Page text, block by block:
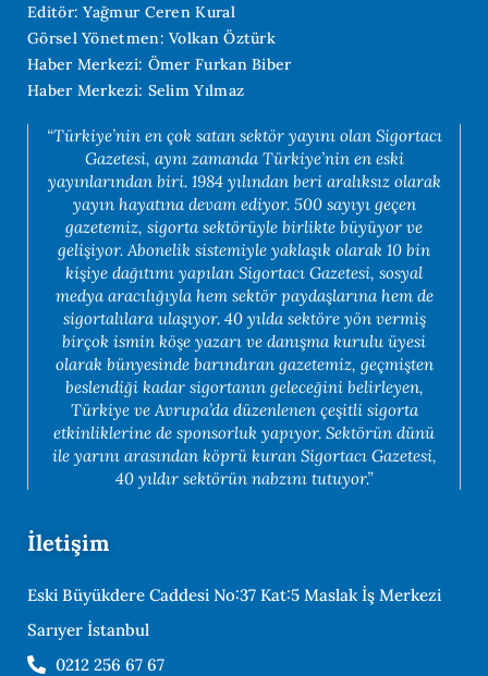
Editör: Yağmur Ceren Kural
Görsel Yönetmen: Volkan Öztürk
Haber Merkezi: Ömer Furkan Biber
Haber Merkezi: Selim Yılmaz
“Türkiye’nin en çok satan sektör yayını olan Sigortacı
Gazetesi, aynı zamanda Türkiye’nin en eski
yayınlarından biri. 1984 yılından beri aralıksız olarak
yayın hayatına devam ediyor. 500 sayıyı geçen
gazetemiz, sigorta sektörüyle birlikte büyüyor ve
gelişiyor. Abonelik sistemiyle yaklaşık olarak 10 bin
kişiye dağıtımı yapılan Sigortacı Gazetesi, sosyal
medya aracılığıyla hem sektör paydaşlarına hem de
sigortalılara ulaşıyor. 40 yılda sektöre yön vermiş
birçok ismin köşe yazarı ve danışma kurulu üyesi
olarak bünyesinde barındıran gazetemiz, geçmişten
beslendiği kadar sigortanın geleceğini belirleyen,
Türkiye ve Avrupa’da düzenlenen çeşitli sigorta
etkinliklerine de sponsorluk yapıyor. Sektörün dünü
ile yarını arasından köprü kuran Sigortacı Gazetesi,
40 yıldır sektörün nabzını tutuyor.”
İletişim
Eski Büyükdere Caddesi No:37 Kat:5 Maslak İş Merkezi
Sarıyer İstanbul
0212 256 67 67